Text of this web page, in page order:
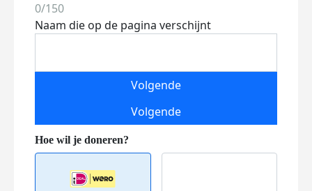
0/150
Naam die op de pagina verschijnt
Volgende
Volgende